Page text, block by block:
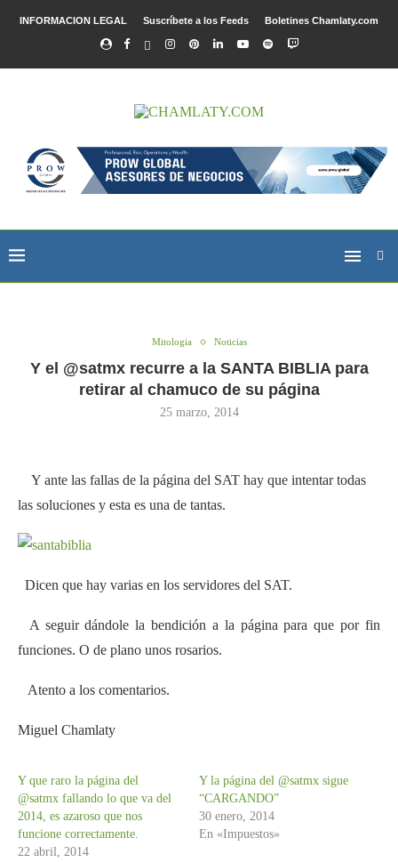
INFORMACION LEGAL Suscríbete a los Feeds Boletines Chamlaty.com
Mitologia Noticias
Y el @satmx recurre a la SANTA BIBLIA para
retirar al chamuco de su página
25 marzo, 2014
Y ante las fallas de la página del SAT hay que intentar todas
las soluciones y esta es una de tantas.
Dicen que hay varias en los servidores del SAT.
A seguir dándole la bendición a la página para que por fin
funciones. O de plano unos rosarios.
Atento a los comentarios.
Miguel Chamlaty
Y que raro la página del
@satmx fallando lo que va del
2014, es azaroso que nos
funcione correctamente.
22 abril, 2014
Y la página del @satmx sigue
“CARGANDO”
30 enero, 2014
En «Impuestos»